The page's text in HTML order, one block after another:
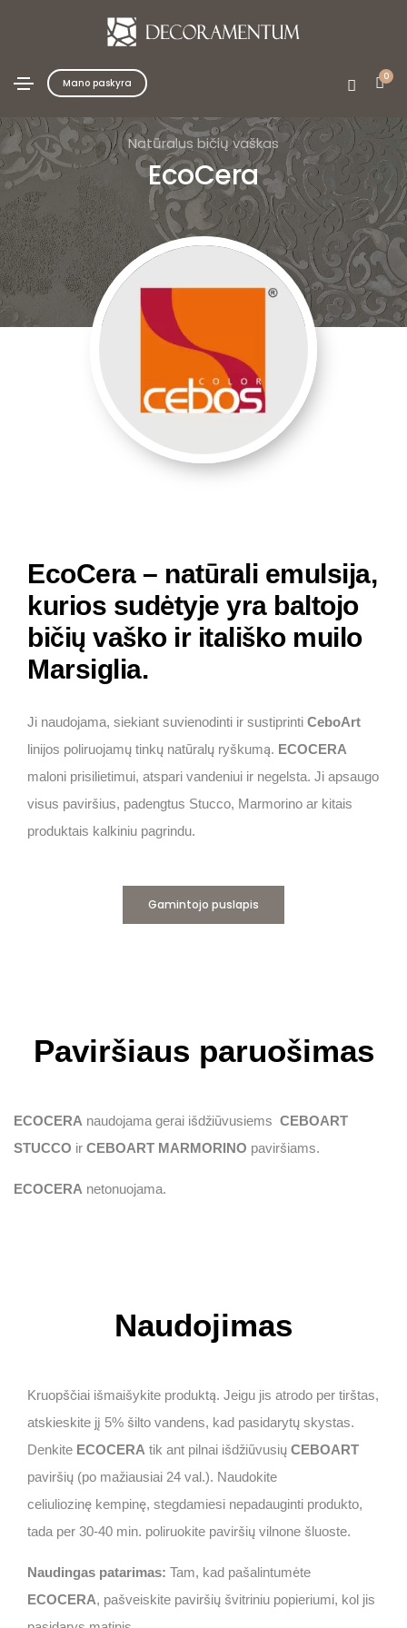
Mano paskyra 0
Natūralus bičių vaškas
EcoCera
EcoCera – natūrali emulsija,
kurios sudėtyje yra baltojo
bičių vaško ir itališko muilo
Marsiglia.
Ji naudojama, siekiant suvienodinti ir sustiprinti CeboArt
linijos poliruojamų tinkų natūralų ryškumą. ECOCERA
maloni prisilietimui, atspari vandeniui ir negelsta. Ji apsaugo
visus paviršius, padengtus Stucco, Marmorino ar kitais
produktais kalkiniu pagrindu.
Gamintojo puslapis
Paviršiaus paruošimas
ECOCERA naudojama gerai išdžiūvusiems CEBOART
STUCCO ir CEBOART MARMORINO paviršiams.
ECOCERA netonuojama.
Naudojimas
Kruopščiai išmaišykite produktą. Jeigu jis atrodo per tirštas,
atskieskite jį 5% šilto vandens, kad pasidarytų skystas.
Denkite ECOCERA tik ant pilnai išdžiūvusių CEBOART
paviršių (po mažiausiai 24 val.). Naudokite
celiuliozinę kempinę, stegdamiesi nepadauginti produkto,
tada per 30-40 min. poliruokite paviršių vilnone šluoste.
Naudingas patarimas: Tam, kad pašalintumėte
ECOCERA, pašveiskite paviršių švitriniu popieriumi, kol jis